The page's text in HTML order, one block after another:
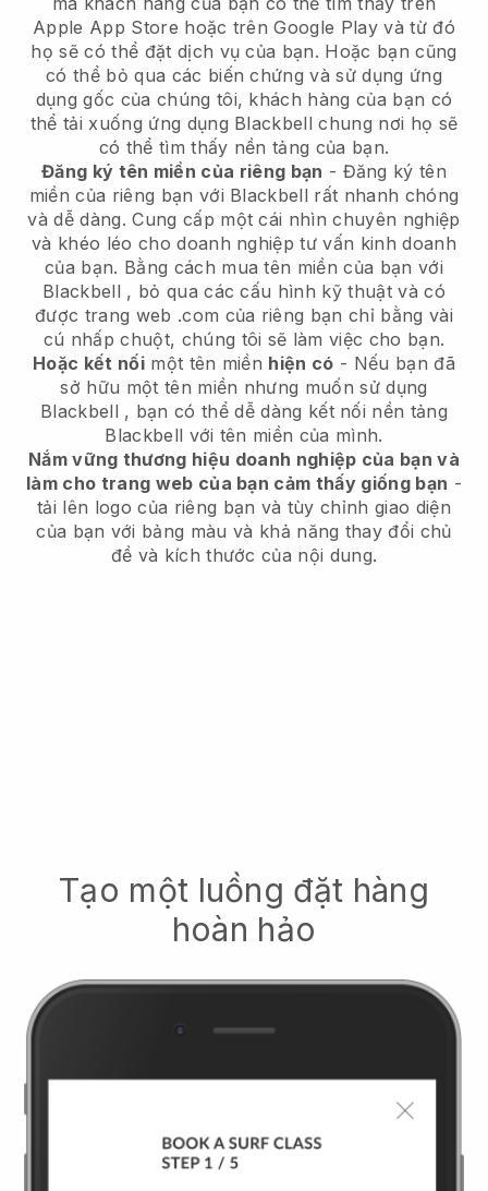
Apple App Store hoặc trên Google Play và từ đó
họ sẽ có thể đặt dịch vụ của bạn. Hoặc bạn cũng
có thể bỏ qua các biến chứng và sử dụng ứng
dụng gốc của chúng tôi, khách hàng của bạn có
thể tải xuống ứng dụng Blackbell chung nơi họ sẽ
có thể tìm thấy nền tảng của bạn.
Đăng ký tên miền của riêng bạn - Đăng ký tên
miền của riêng bạn với Blackbell rất nhanh chóng
và dễ dàng.Cung cấp một cái nhìn chuyên nghiệp
và khéo léo cho doanh nghiệp tư vấn kinh doanh
của bạn. Bằng cách mua tên miền của bạn với
Blackbell , bỏ qua các cấu hình kỹ thuật và có
được trang web .com của riêng bạn chỉ bằng vài
cú nhấp chuột, chúng tôi sẽ làm việc cho bạn.
Hoặc kết nốimột tên miền hiện có - Nếu bạn đã
sở hữu một tên miền nhưng muốn sử dụng
Blackbell , bạn có thể dễ dàng kết nối nền tảng
Blackbell với tên miền của mình.
Nắm vững thương hiệu doanh nghiệp của bạn và
làm cho trang web của bạn cảm thấy giống bạn -
tải lên logo của riêng bạn và tùy chỉnh giao diện
của bạn với bảng màu và khả năng thay đổi chủ
đề và kích thước của nội dung.
Tạo một luồng đặt hàng
hoàn hảo